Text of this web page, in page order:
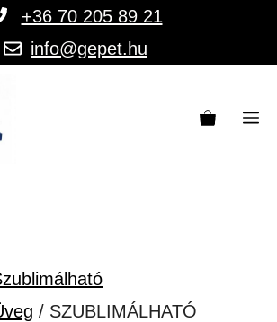
+36 70 205 89 21
info@gepet.hu
/ SZUBLIMÁLHATÓ